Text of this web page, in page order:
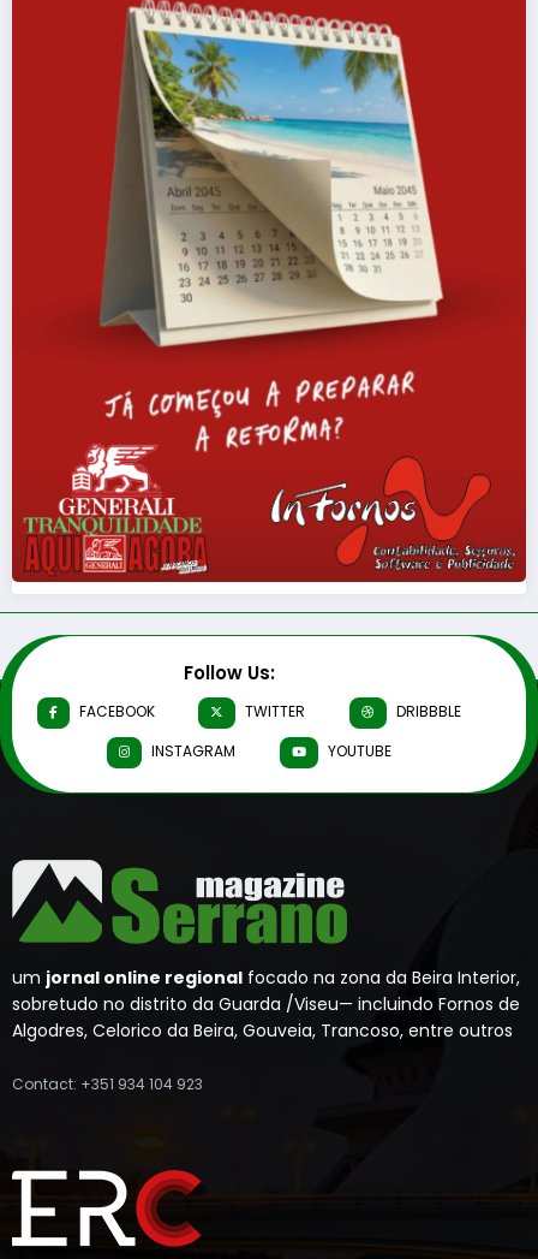
Follow Us:
FACEBOOK TWITTER
DRIBBBLE
INSTAGRAM
YOUTUBE
um jornal online regional focado na zona da Beira Interior,
sobretudo no distrito da Guarda /Viseu— incluindo Fornos de
Algodres, Celorico da Beira, Gouveia, Trancoso, entre outros
Contact: +351 934 104 923